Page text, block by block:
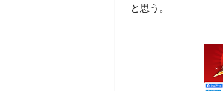
と思う。